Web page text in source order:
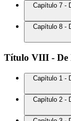
Capítulo 7 -
Capítulo 8 -
Título VIII - De
Capítulo 1 -
Capítulo 2 -